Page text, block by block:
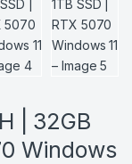
| 32GB
Windows